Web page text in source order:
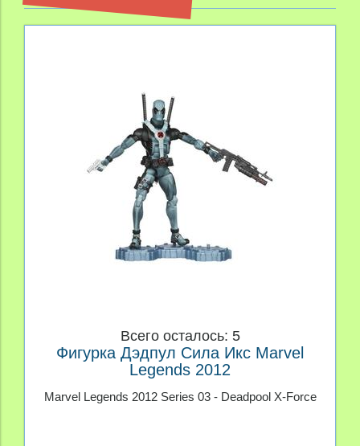
Всего осталось: 5
Фигурка Дэдпул Сила Икс Marvel
Legends 2012
Marvel Legends 2012 Series 03 - Deadpool X-Force